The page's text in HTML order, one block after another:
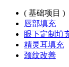
( 基础项目 )
唇部填充
眼下定制填
精灵耳填充
颈纹改善